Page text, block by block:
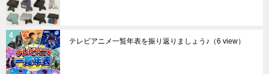
テレビアニメ一覧年表を振り返りましょう♪ （6 view）